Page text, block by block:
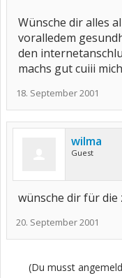
Wünsche dir alles
voralledem
den
machs gut cuiii
18. September 2001
wilma
Guest
wünsche dir für
20. September 2001
(Du musst